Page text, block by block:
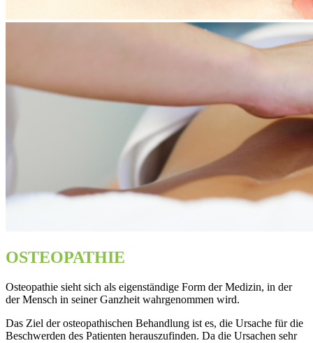
OSTEOPATHIE
Osteopathie sieht sich als eigenständige Form der Medizin, in der
der Mensch in seiner Ganzheit wahrgenommen wird.
Das Ziel der osteopathischen Behandlung ist es, die Ursache für die
Beschwerden des Patienten herauszufinden. Da die Ursachen sehr